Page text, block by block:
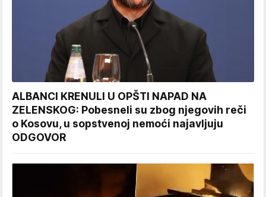
ALBANCI KRENULI U OPŠTI NAPAD NA
ZELENSKOG: Pobesneli su zbog njegovih reči
o Kosovu, u sopstvenoj nemoći najavljuju
ODGOVOR